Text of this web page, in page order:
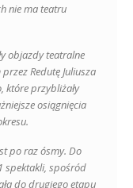
nie ma teatru
objazdy teatralne
Redutę Juliusza
które przybliżały
osiągnięcia
po raz ósmy. Do
spektakli, spośród
do drugiego etapu